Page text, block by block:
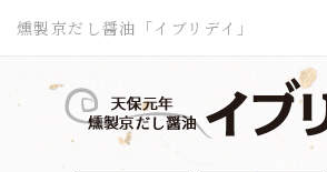
燻製京だし醤油「イブリデイ」